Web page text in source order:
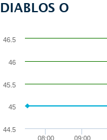
DIABLOS O
08:00 09:00
44.5
45
45.5
46
46.5